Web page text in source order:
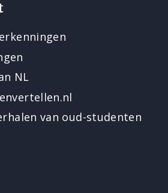
NL
van oud-studenten